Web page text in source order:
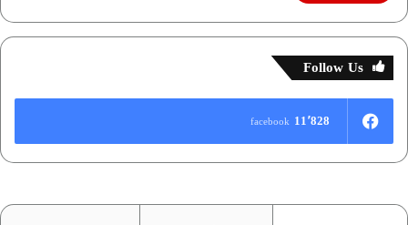
Follow Us
11٬828 facebook